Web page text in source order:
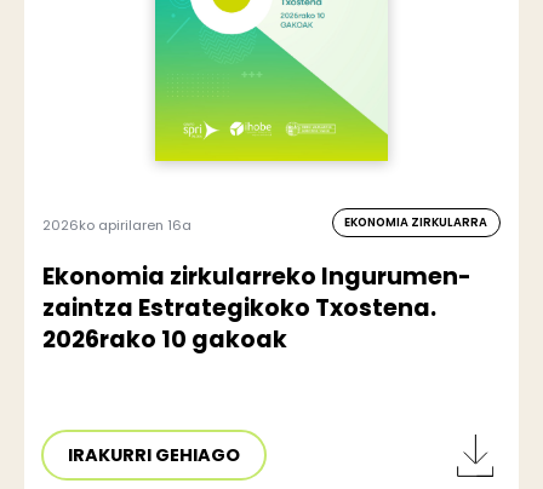
2026ko apirilaren 16a EKONOMIA ZIRKULARRA
Ekonomia zirkularreko Ingurumen-
zaintza Estrategikoko Txostena.
2026rako 10 gakoak
IRAKURRI GEHIAGO